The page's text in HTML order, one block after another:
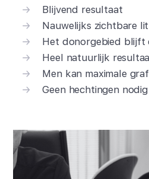
Blijvend resultaat
Nauwelijks zichtbare
Het donorgebied blijft
Heel natuurlijk
Men kan maximale
Geen hechtingen nodig